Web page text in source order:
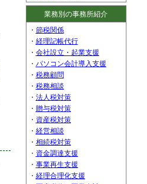
業務別の事務所紹介
・ 節税関係
・ 経理記帳代行
・ 会社設立・起業支援
・ パソコン会計導入支援
・ 税務顧問
・ 税務相談
・ 法人税対策
・ 贈与税対策
・ 資産税対策
・ 経営相談
・ 相続税対策
・ 資金調達支援
・ 事業再生支援
・ 経理合理化支援